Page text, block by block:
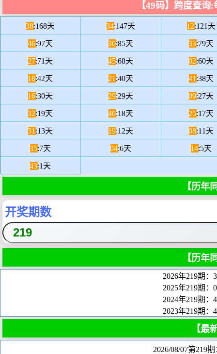
【49码】跨度查询
38:168天 34:147天 12:121天
46:97天 30:85天 33:79天
27:71天 45:68天 02:60天
18:42天 21 :40天 41 :38天
16:30天 29:29天 09:27天
32:19天 40:18天 25:17天
31 :13天 19:12天 08:11天
35:7天 04:6天 14:5天
43:1天
【历年
开奖期数
【历年
2026年219期：
2025年219期：
2024年219期：
2023年219期：
【最
2026/08/07第219